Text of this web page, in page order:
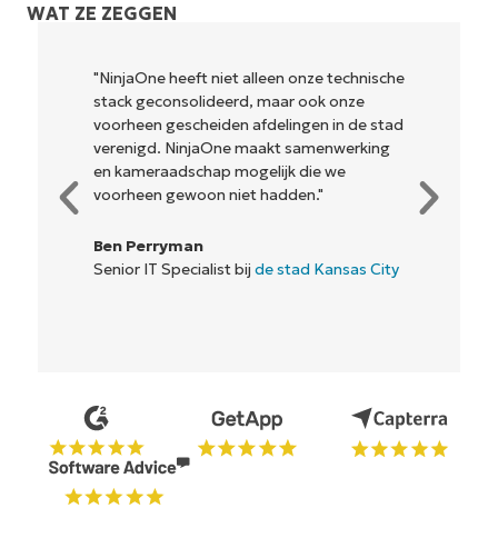
WAT ZE ZEGGEN
"NinjaOne heeft niet alleen onze technische
stack geconsolideerd, maar ook onze
voorheen gescheiden afdelingen in de stad
verenigd. NinjaOne maakt samenwerking
en kameraadschap mogelijk die we
voorheen gewoon niet hadden."
Ben Perryman
Senior IT Specialist bij de stad Kansas City